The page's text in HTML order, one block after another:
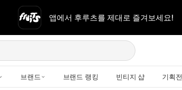
앱에서 후루츠를 제대로 즐겨보세요!
브랜드 브랜드 랭킹 빈티지 샵 기획전